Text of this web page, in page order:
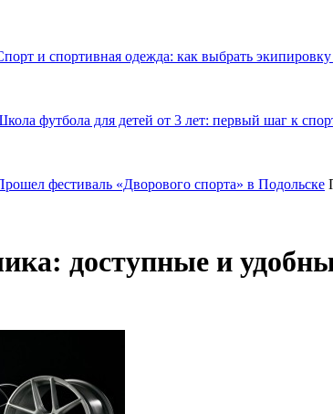
и спортивная одежда: как выбрать экипировку
футбола для детей от 3 лет: первый шаг к
фестиваль «Дворового спорта» в Подольске
доступные и